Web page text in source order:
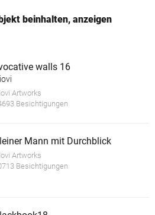
beinhalten, anzeigen
walls 16
Artworks
Besichtigungen
Mann mit Durchblick
Artworks
Besichtigungen